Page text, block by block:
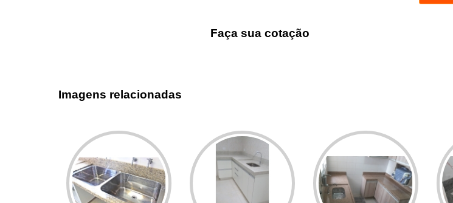
Faça sua cotação
Imagens relacionadas